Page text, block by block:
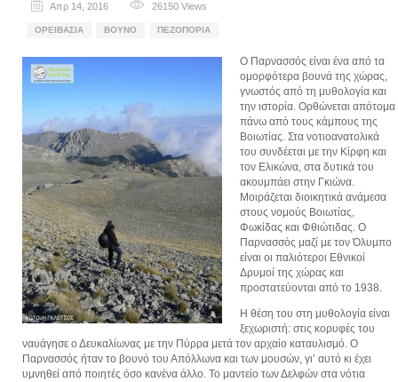
Απρ 14, 2016 26150 Views
ΟΡΕΙΒΑΣΊΑ ΒΟΥΝΌ ΠΕΖΟΠΟΡΊΑ
Ο Παρνασσός είναι ένα από τα
ομορφότερα βουνά της χώρας,
γνωστός από τη μυθολογία και
την ιστορία. Ορθώνεται απότομα
πάνω από τους κάμπους της
Βοιωτίας. Στα νοτιοανατολικά
του συνδέεται με την Κίρφη και
τον Ελικώνα, στα δυτικά του
ακουμπάει στην Γκιώνα.
Μοιράζεται διοικητικά ανάμεσα
στους νομούς Βοιωτίας,
Φωκίδας και Φθιώτιδας. Ο
Παρνασσός μαζί με τον Όλυμπο
είναι οι παλιότεροι Εθνικοί
Δρυμοί της χώρας και
προστατεύονται από το 1938.
Η θέση του στη μυθολογία είναι
ξεχωριστή: στις κορυφές του
ναυάγησε ο Δευκαλίωνας με την Πύρρα μετά τον αρχαίο καταυλισμό. Ο
Παρνασσός ήταν το βουνό του Απόλλωνα και των μουσών, γι’ αυτό κι έχει
υμνηθεί από ποιητές όσο κανένα άλλο. Το μαντείο των Δελφών στα νότια